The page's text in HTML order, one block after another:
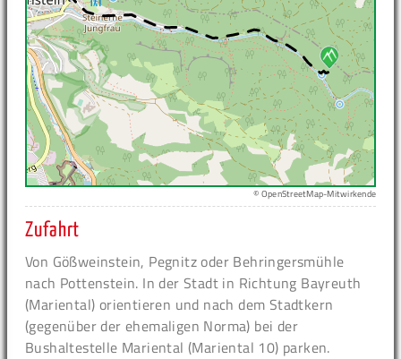
© OpenStreetMap-Mitwirkende
Zufahrt
Von Gößweinstein, Pegnitz oder Behringersmühle
nach Pottenstein. In der Stadt in Richtung Bayreuth
(Mariental) orientieren und nach dem Stadtkern
(gegenüber der ehemaligen Norma) bei der
Bushaltestelle Mariental (Mariental 10) parken.